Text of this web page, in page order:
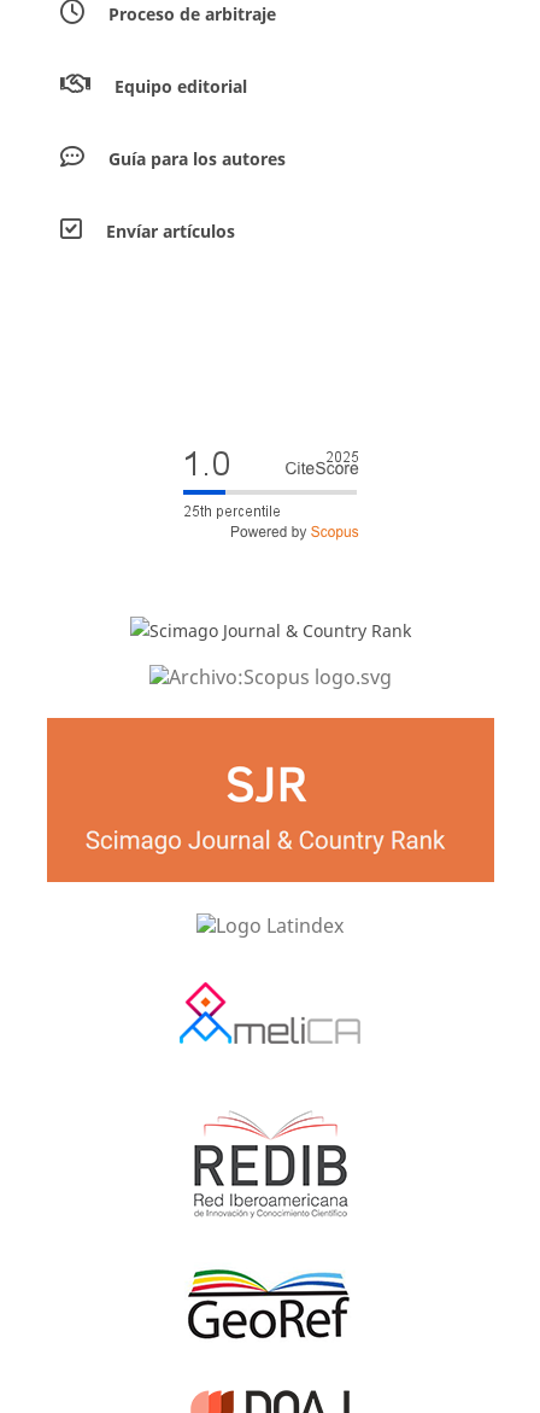
Proceso de arbitraje
Equipo editorial
Guía para los autores
Envíar artículos